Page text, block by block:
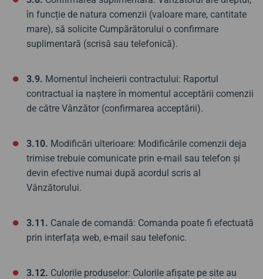
în funcție de natura comenzii (valoare mare, cantitate
mare), să solicite Cumpărătorului o confirmare
suplimentară (scrisă sau telefonică).
3.9. Momentul încheierii contractului: Raportul
contractual ia naștere în momentul acceptării comenzii
de către Vânzător (confirmarea acceptării).
3.10. Modificări ulterioare: Modificările comenzii deja
trimise trebuie comunicate prin e-mail sau telefon și
devin efective numai după acordul scris al
Vânzătorului.
3.11. Canale de comandă: Comanda poate fi efectuată
prin interfața web, e-mail sau telefonic.
3.12. Culorile produselor: Culorile afișate pe site au